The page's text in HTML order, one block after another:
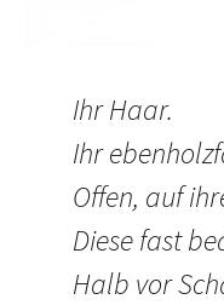
Ihr Haar.
Ihr
Offen, auf
Diese fast
Halb vor